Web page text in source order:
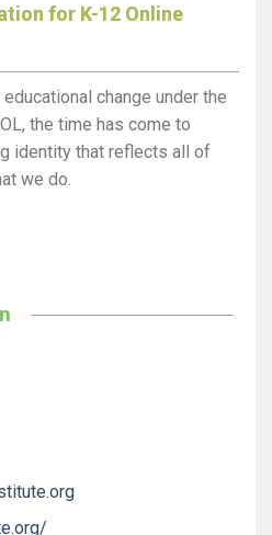
for K-12 Online
change under the
the time has come to
identity that reflects all of
we do.